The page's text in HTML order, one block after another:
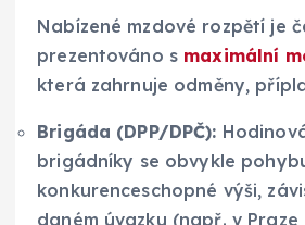
Nabízené mzdové rozpětí je
prezentováno s maximální
která zahrnuje odměny,
Brigáda (DPP/DPČ):
brigádníky se obvykle
konkurenceschopné výši,
daném úvazku (např. v Praze